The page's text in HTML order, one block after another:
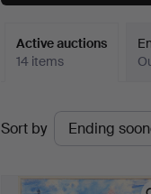
Active auctions
14 items
Active
auctions
Sort by